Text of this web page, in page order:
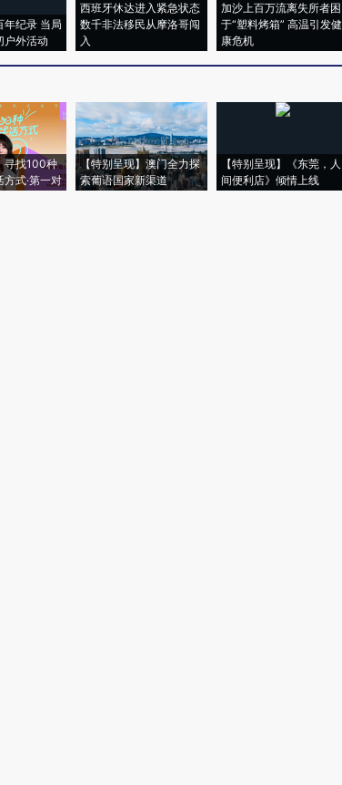
年纪录 当局
户外活动
西班牙休达进入紧急状态
数千非法移民从摩洛哥闯
入
加沙上百万流离失所者困
于“塑料烤箱” 高温引发健
康危机
寻找100种
式·第一对
【特别呈现】澳门全力探
索葡语国家新渠道
【特别呈现】《东莞，人
间便利店》倾情上线